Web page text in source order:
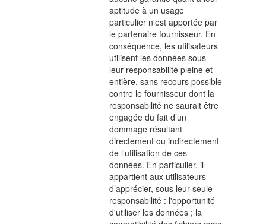
aptitude à un usage
particulier n'est apportée par
le partenaire fournisseur. En
conséquence, les utilisateurs
utilisent les données sous
leur responsabilité pleine et
entière, sans recours possible
contre le fournisseur dont la
responsabilité ne saurait être
engagée du fait d’un
dommage résultant
directement ou indirectement
de l’utilisation de ces
données. En particulier, il
appartient aux utilisateurs
d’apprécier, sous leur seule
responsabilité : l'opportunité
d'utiliser les données ; la